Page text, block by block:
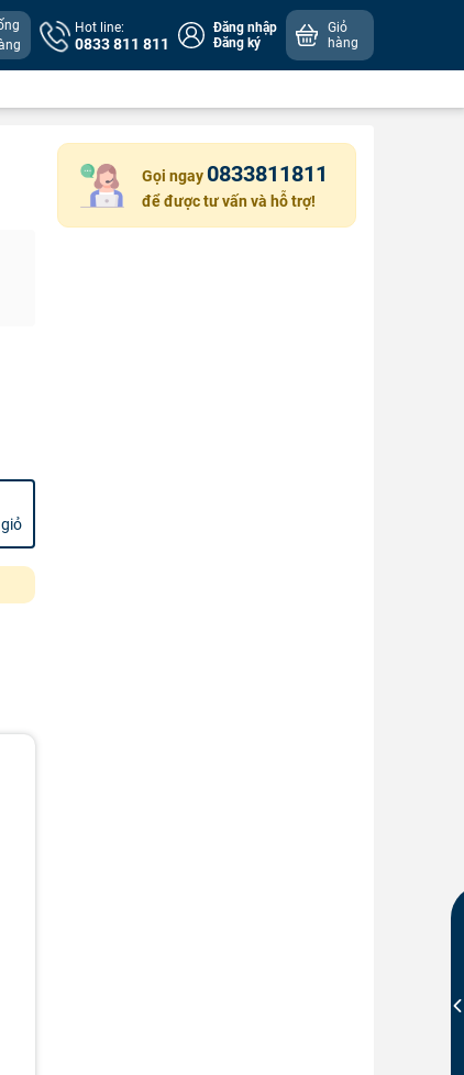
Hot line:
0833 811 811
Đăng nhập
Đăng ký
Giỏ
hàng
Gọi ngay 0833811811
để được tư vấn và hỗ trợ!